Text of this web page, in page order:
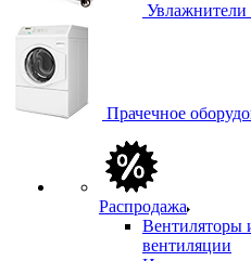
Увлажнители
Прачечное
Распродажа
Вентиляторы
вентиляции